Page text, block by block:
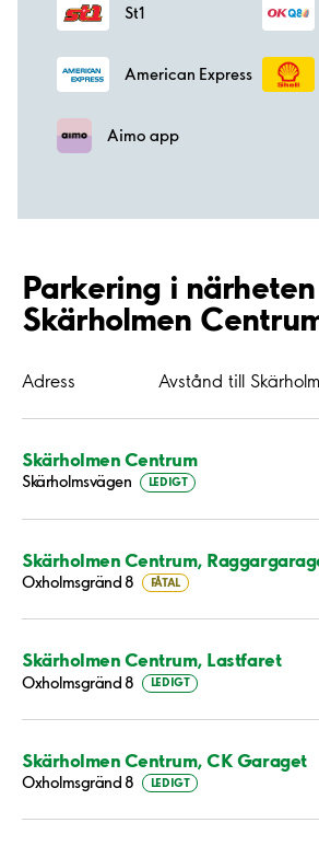
St1
American Express
Aimo app
Parkering i
Skärholmen
Adress Avstånd till
Skärholmen Centrum
Skärholmsvägen LEDIGT
Skärholmen Centrum,
Oxholmsgränd 8 FÅTAL
Skärholmen Centrum, Lastfaret
Oxholmsgränd 8 LEDIGT
Skärholmen Centrum, CK Garaget
Oxholmsgränd 8 LEDIGT